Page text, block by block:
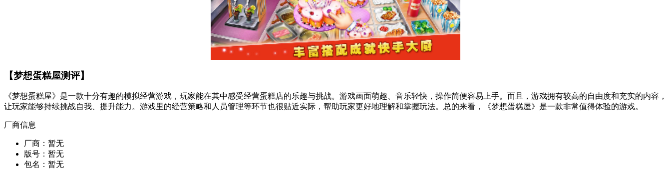
【梦想蛋糕屋测评】
《梦想蛋糕屋》是一款十分有趣的模拟经营游戏，玩家能在其中感受经营蛋糕店的乐趣与挑战。游戏画面萌趣、音乐轻快，操作简便容易上手。而且，游戏拥有较高的自由度和充实的内容，
让玩家能够持续挑战自我、提升能力。游戏里的经营策略和人员管理等环节也很贴近实际，帮助玩家更好地理解和掌握玩法。总的来看，《梦想蛋糕屋》是一款非常值得体验的游戏。
厂商信息
厂商： 暂无
版号： 暂无
包名： 暂无